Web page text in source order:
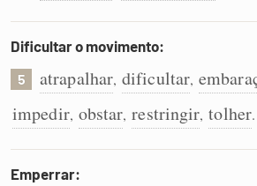
Dificultar o movimento:
5 atrapalhar, dificultar,
impedir, obstar, restringir, tolher.
Emperrar: